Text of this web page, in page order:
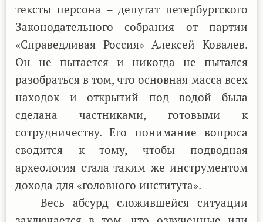
тексты персона – депутат петербургского
Законодательного собрания от партии
«Справедливая Россия» Алексей Ковалев.
Он не пытается и никогда не пытался
разобраться в том, что основная масса всех
находок и открытий под водой была
сделана частниками, готовыми к
сотрудничеству. Его понимание вопроса
сводится к тому, чтобы подводная
археология стала таким же инструментом
дохода для «головного института».
Весь абсурд сложившейся ситуации